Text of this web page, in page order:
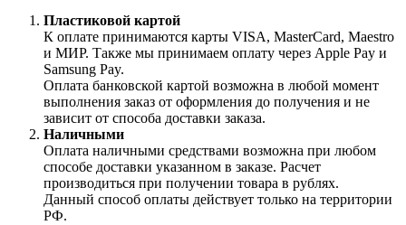
Пластиковой картой
К оплате принимаются карты VISA, MasterCard, Maestro
и МИР. Также мы принимаем оплату через Apple Pay и
Samsung Pay.
Оплата банковской картой возможна в любой момент
выполнения заказ от оформления до получения и не
зависит от способа доставки заказа.
Наличными
Оплата наличными средствами возможна при любом
способе доставки указанном в заказе. Расчет
производиться при получении товара в рублях.
Данный способ оплаты действует только на территории
РФ.